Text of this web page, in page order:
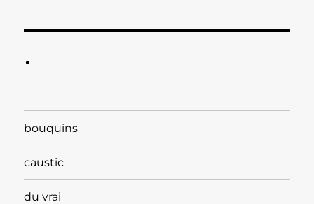
bouquins
caustic
du vrai